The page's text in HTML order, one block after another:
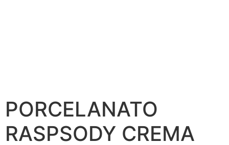
PORCELANATO
RASPSODY CREMA